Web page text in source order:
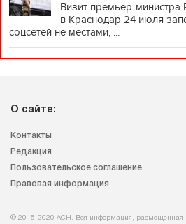
Визит премьер-
в Краснодар 24 июля
соцсетей не местами, ...
О сайте:
Контакты
Редакция
Пользовательское соглашение
Правовая информация
© 2015-2020 АСН. Вся информация, размещенная